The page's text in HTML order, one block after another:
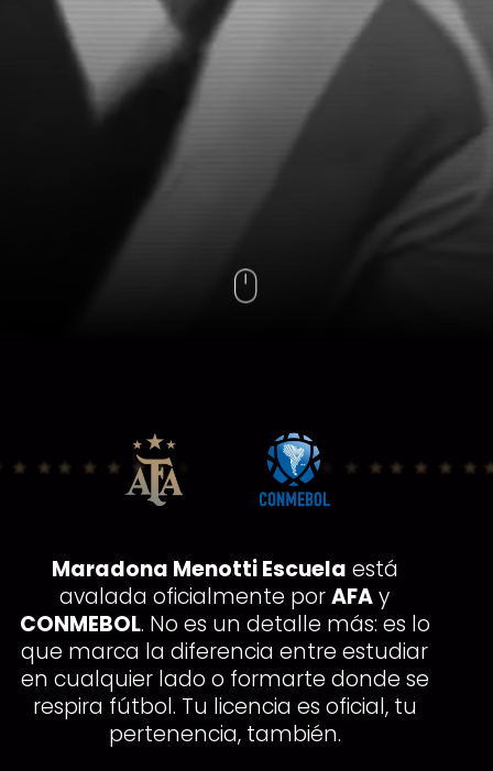
Maradona Menotti Escuela está
avalada oficialmente porAFAy
CONMEBOL. No es un detalle más: es lo
que marca la diferencia entre estudiar
en cualquier lado o formarte donde se
respira fútbol. Tu licencia es oficial, tu
pertenencia, también.